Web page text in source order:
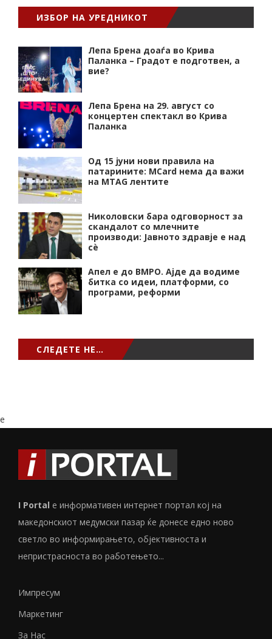
ИЗБОР НА УРЕДНИКОТ
Лепа Брена доаѓа во Крива
Паланка – Градот е подготвен, а
вие?
Лепа Брена на 29. август со
концертен спектакл во Крива
Паланка
Од 15 јуни нови правила на
патарините: MCard нема да важи
на MTAG лентите
Николовски бара одговорност за
скандалот со млечните
производи: Јавното здравје е над
сѐ
Апел е до ВМРО. Ајде да водиме
битка со идеи, платформи, со
програми, реформи
СЛЕДЕТЕ НЕ…
e
I Portal е информативен интернет портал кој на
македонскиот медумски пазар ќе донесе едно ново
светло во информирањето, објективноста и
непристрасноста во работењето...
Импресум
Маркетинг
За Нас